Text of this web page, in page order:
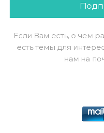
Если Вам есть, о чем
есть темы для
нам на